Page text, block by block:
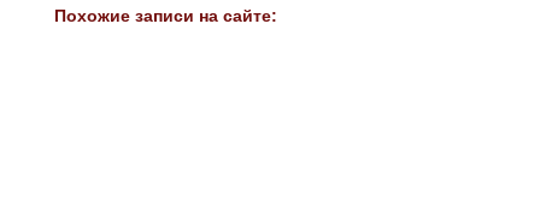
Похожие записи на сайте: